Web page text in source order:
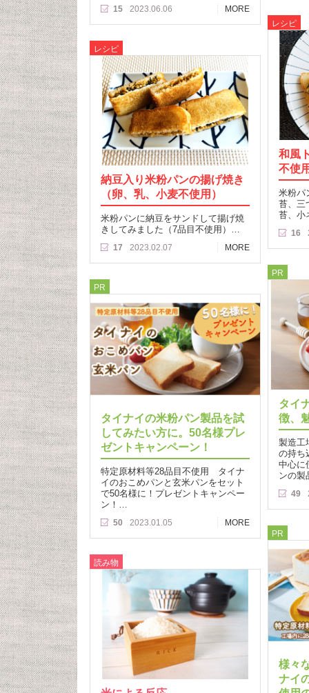
15 2023.06.06 MORE
レシピ
和風
不使
米粉パ
苔、三
苔、小
16
レシピ
納豆入り米粉パンの揚げ焼き
（卵、乳、小麦不使用）
米粉パンに納豆をサンドして揚げ焼
きしてみました（7品目不使用）…
17 2023.02.07 MORE
PR
タイ
徴、
製造工
の持ち
中心に
ンの
49
PR
タイナイの米粉パン製品を試
してみたい方に。50名様プレ
ゼントキャンペーン！
特定原材料等28品目不使用 タイナ
イのおこめパンと玄米パンをセット
で50名様に！プレゼントキャンペー
ン！…
50 2023.01.05
MORE
PR
様々
ナイ
読み物